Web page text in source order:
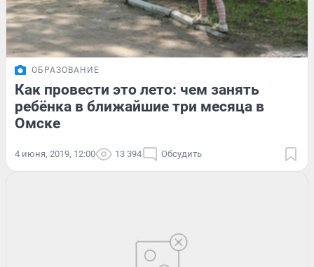
ОБРАЗОВАНИЕ
Как провести это лето: чем занять
ребёнка в ближайшие три месяца в
Омске
4 июня, 2019, 12:00 13 394 Обсудить